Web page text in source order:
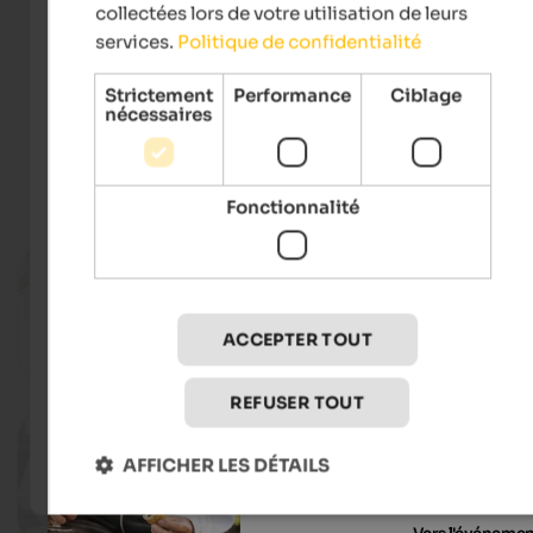
IDM Südtirol - Alto Adige | Alex Moling
Événementsin Alta Badia
Various locations in Val Badia - Abtei
Vers
Paisc en festa
collectées lors de votre utilisation de leurs
services. Politique de confidentialité
Strictement
nécessaires
Performance Ciblage
Fonctionnalité
ACCEPTER TOUT
REFUSER TOUT
AFFICHER LES DÉTAILS